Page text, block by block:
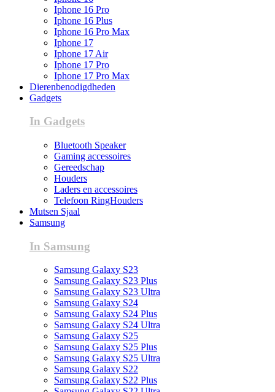
Iphone 16 Pro
Iphone 16 Plus
Iphone 16 Pro Max
Iphone 17
Iphone 17 Air
Iphone 17 Pro
Iphone 17 Pro Max
Dierenbenodigdheden
Gadgets
In Gadgets
Bluetooth Speaker
Gaming accessoires
Gereedschap
Houders
Laders en accessoires
Telefoon RingHouders
Mutsen Sjaal
Samsung
In Samsung
Samsung Galaxy S23
Samsung Galaxy S23 Plus
Samsung Galaxy S23 Ultra
Samsung Galaxy S24
Samsung Galaxy S24 Plus
Samsung Galaxy S24 Ultra
Samsung Galaxy S25
Samsung Galaxy S25 Plus
Samsung Galaxy S25 Ultra
Samsung Galaxy S22
Samsung Galaxy S22 Plus